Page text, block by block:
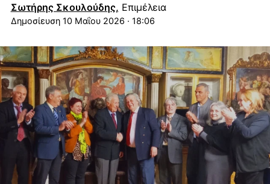
Σωτήρης Σκουλούδης, Επιμέλεια
10 Μαΐου 2026 · 18:06